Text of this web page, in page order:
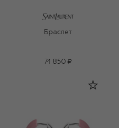
Браслет
74 850 ₽